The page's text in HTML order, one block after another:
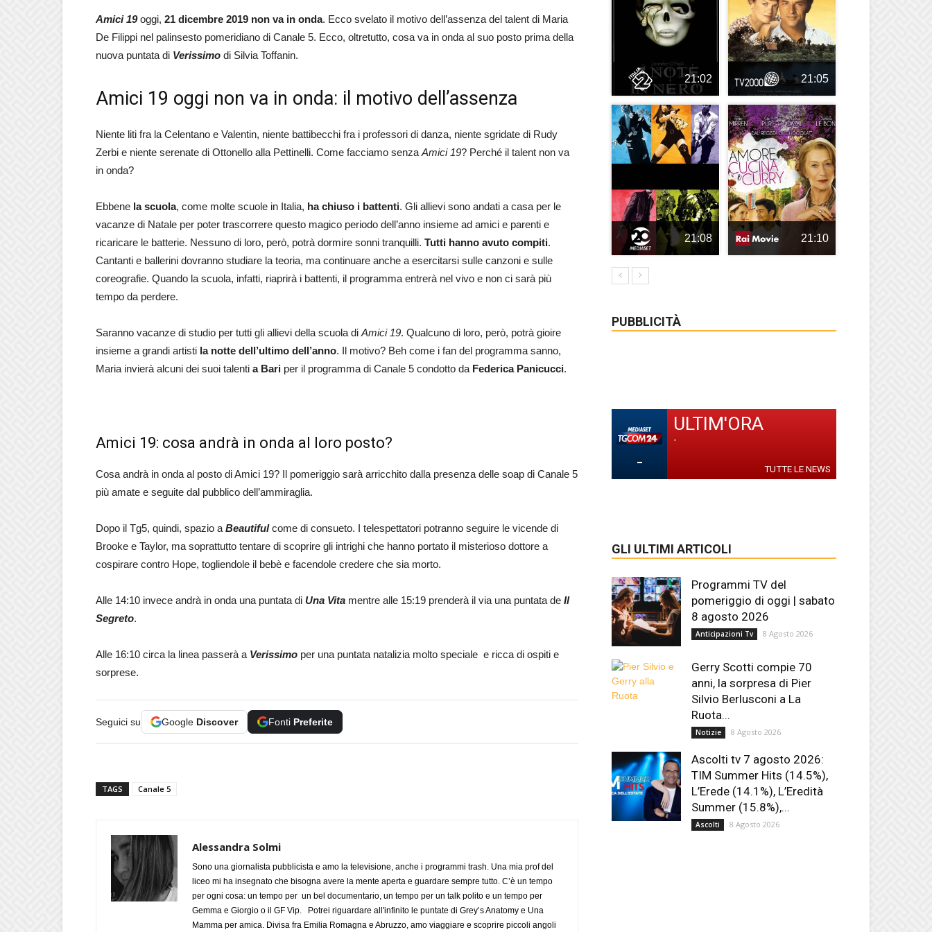
Amici 19oggi, 21 dicembre 2019 non va in onda. Ecco svelato il motivo dell’assenza del talent di Maria
De Filippi nel palinsesto pomeridiano di Canale 5. Ecco, oltretutto, cosa va in onda al suo posto prima della
nuova puntata di Verissimo di Silvia Toffanin.
Amici 19 oggi non va in onda: il motivo dell’assenza
Niente liti fra la Celentano e Valentin, niente battibecchi fra i professori di danza, niente sgridate di Rudy
Zerbi e niente serenate di Ottonello alla Pettinelli. Come facciamo senza Amici 19? Perché il talent non va
in onda?
Ebbene la scuola, come molte scuole in Italia, ha chiuso i battenti. Gli allievi sono andati a casa per le
vacanze di Natale per poter trascorrere questo magico periodo dell’anno insieme ad amici e parenti e
ricaricare le batterie. Nessuno di loro, però, potrà dormire sonni tranquilli. Tutti hanno avuto compiti.
Cantanti e ballerini dovranno studiare la teoria, ma continuare anche a esercitarsi sulle canzoni e sulle
coreografie. Quando la scuola, infatti, riaprirà i battenti, il programma entrerà nel vivo e non ci sarà più
tempo da perdere.
Saranno vacanze di studio per tutti gli allievi della scuola di Amici 19. Qualcuno di loro, però, potrà gioire
insieme a grandi artisti la notte dell’ultimo dell’anno. Il motivo? Beh come i fan del programma sanno,
Maria invierà alcuni dei suoi talenti a Bari per il programma di Canale 5 condotto da Federica Panicucci.
Amici 19: cosa andrà in onda al loro posto?
Cosa andrà in onda al posto di Amici 19? Il pomeriggio sarà arricchito dalla presenza delle soap di Canale 5
più amate e seguite dal pubblico dell’ammiraglia.
Dopo il Tg5, quindi, spazio a Beautifulcome di consueto. I telespettatori potranno seguire le vicende di
Brooke e Taylor, ma soprattutto tentare di scoprire gli intrighi che hanno portato il misterioso dottore a
cospirare contro Hope, togliendole il bebè e facendole credere che sia morto.
Alle 14:10 invece andrà in onda una puntata di Una Vita mentre alle 15:19 prenderà il via una puntata de Il
Segreto.
Alle 16:10 circa la linea passerà a Verissimo per una puntata natalizia molto speciale e ricca di ospiti e
sorprese.
Seguici su Google Discover Fonti Preferite
TAGS Canale 5
Alessandra Solmi
Sono una giornalista pubblicista e amo la televisione, anche i programmi trash. Una mia prof del
liceo mi ha insegnato che bisogna avere la mente aperta e guardare sempre tutto. C’è un tempo
per ogni cosa: un tempo per un bel documentario, un tempo per un talk polito e un tempo per
Gemma e Giorgio o il GF Vip. Potrei riguardare all'infinito le puntate di Grey’s Anatomy e Una
Mamma per amica. Divisa fra Emilia Romagna e Abruzzo, amo viaggiare e scoprire piccoli angoli
21:02 21:05
21:08 21:10
PUBBLICITÀ
-
ULTIM'ORA
-
TUTTE LE NEWS
GLI ULTIMI ARTICOLI
Programmi TV del
pomeriggio di oggi | sabato
8 agosto 2026
Anticipazioni Tv 8 Agosto 2026
Gerry Scotti compie 70
anni, la sorpresa di Pier
Silvio Berlusconi a La
Ruota...
Notizie 8 Agosto 2026
Ascolti tv 7 agosto 2026:
TIM Summer Hits (14.5%),
L’Erede (14.1%), L’Eredità
Summer (15.8%),...
Ascolti 8 Agosto 2026